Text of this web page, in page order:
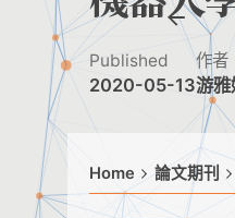
Published
2020-05-13
作者
游雅
Home 論文期刊